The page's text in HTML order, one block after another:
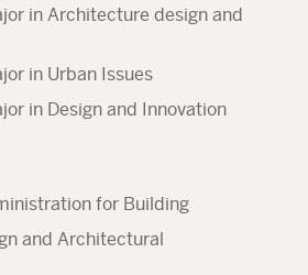
in Architecture design and
in Urban Issues
in Design and Innovation
for Building
and Architectural